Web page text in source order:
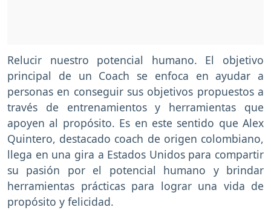
Relucir nuestro potencial humano. El objetivo
principal de un Coach se enfoca en ayudar a
personas en conseguir sus objetivos propuestos a
través de entrenamientos y herramientas que
apoyen al propósito. Es en este sentido que Alex
Quintero, destacado coach de origen colombiano,
llega en una gira a Estados Unidos para compartir
su pasión por el potencial humano y brindar
herramientas prácticas para lograr una vida de
propósito y felicidad.